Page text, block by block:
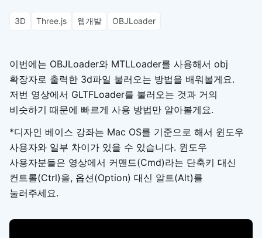
3D Three.js 웹개발 OBJLoader
이번에는 OBJLoader와 MTLLoader를 사용해서 obj
확장자로 출력한 3d파일 불러오는 방법을 배워볼게요.
저번 영상에서 GLTFLoader를 불러오는 것과 거의
비슷하기 때문에 빠르게 사용 방법만 알아볼게요.
*디자인 베이스 강좌는 Mac OS를 기준으로 해서 윈도우
사용자와 일부 차이가 있을 수 있습니다. 윈도우
사용자분들은 영상에서 커맨드(Cmd)라는 단축키 대신
컨트롤(Ctrl)을, 옵션(Option) 대신 알트(Alt)를
눌러주세요.